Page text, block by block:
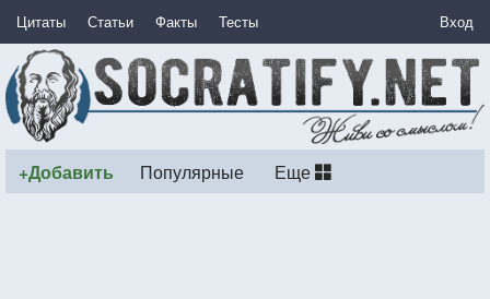
Цитаты Статьи Факты Тесты Вход
+Добавить Популярные Еще